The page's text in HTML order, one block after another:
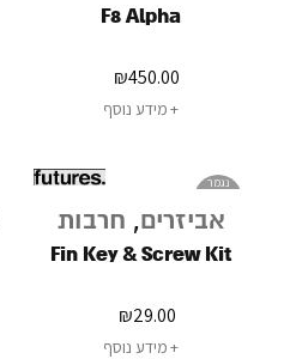
F8 Alpha
₪450.00
מידע נוסף
נגמר
אביזרים, חרבות
Fin Key & Screw Kit
₪29.00
מידע נוסף